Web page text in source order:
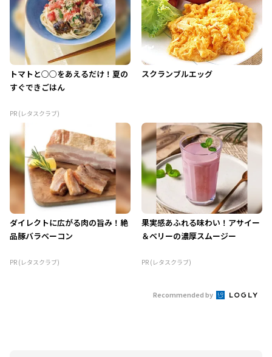
トマトと○○をあえるだけ！夏の
すぐできごはん
PR (レタスクラブ)
スクランブルエッグ
ダイレクトに広がる肉の旨み！絶
品豚バラベーコン
PR (レタスクラブ)
果実感あふれる味わい！アサイー
＆ベリーの濃厚スムージー
PR (レタスクラブ)
Recommended by